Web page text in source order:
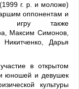
г. р. и моложе)
оппонентам и
игру также
Максим Симонов,
Дарья
в открытом
юношей и девушек
культуры